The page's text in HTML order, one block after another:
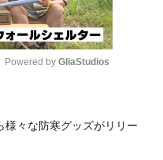
Powered by GliaStudios
様々な防寒グッズがリリー